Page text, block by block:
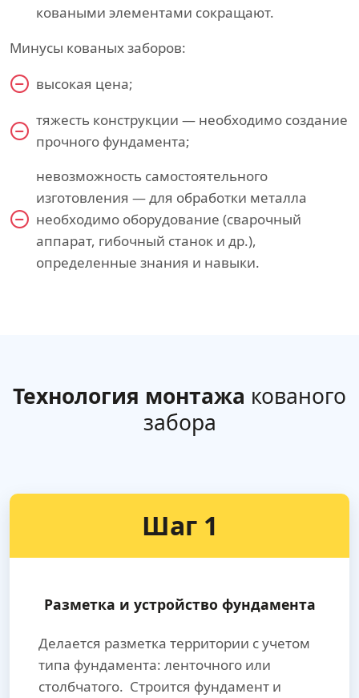
коваными элементами сокращают.
Минусы кованых заборов:
высокая цена;
тяжесть конструкции — необходимо создание
прочного фундамента;
невозможность самостоятельного
изготовления — для обработки металла
необходимо оборудование (сварочный
аппарат, гибочный станок и др.),
определенные знания и навыки.
Технология монтажа кованого
забора
Шаг 1
Разметка и устройство фундамента
Делается разметка территории с учетом
типа фундамента: ленточного или
столбчатого. Строится фундамент и